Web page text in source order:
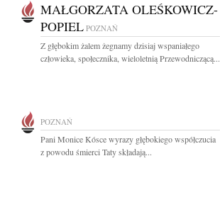
MAŁGORZATA OLEŚKOWICZ-
POPIEL POZNAŃ
Z głębokim żalem żegnamy dzisiaj wspaniałego
człowieka, społecznika, wieloletnią Przewodniczącą...
POZNAŃ
Pani Monice Kósce wyrazy głębokiego współczucia
z powodu śmierci Taty składają...